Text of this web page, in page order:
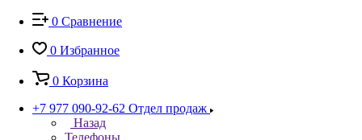
0 Сравнение
0 Избранное
0 Корзина
+7 977 090-92-62 Отдел продаж
Назад
Телефоны